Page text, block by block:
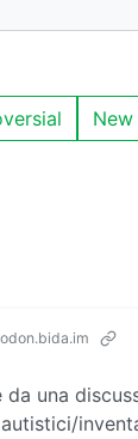
New
da una